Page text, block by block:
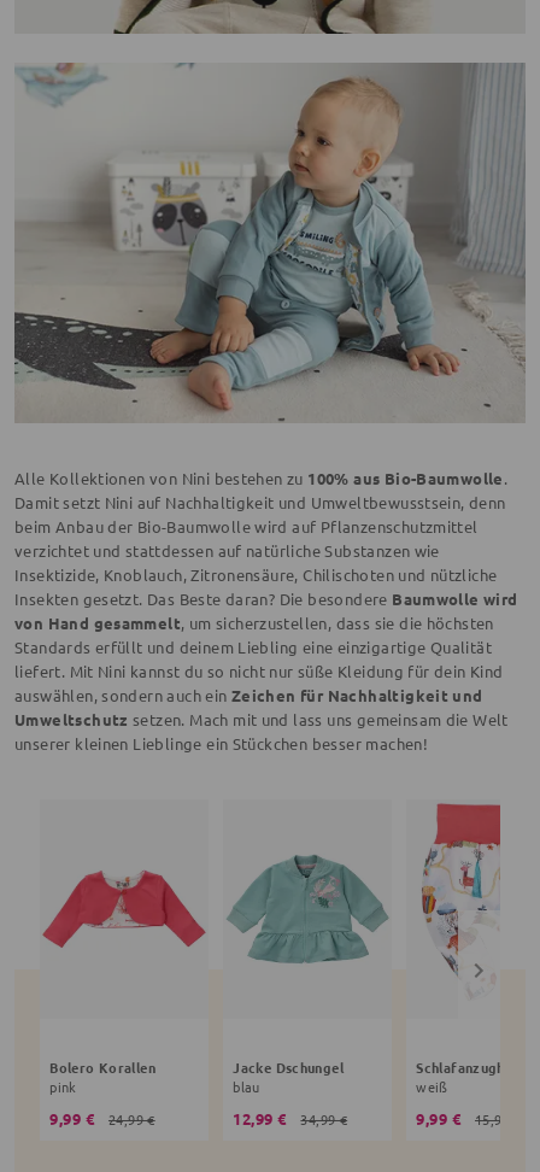
Alle Kollektionen von Nini bestehen zu 100% aus Bio-Baumwolle.
Damit setzt Nini auf Nachhaltigkeit und Umweltbewusstsein, denn
beim Anbau der Bio-Baumwolle wird auf Pflanzenschutzmittel
verzichtet und stattdessen auf natürliche Substanzen wie
Insektizide, Knoblauch, Zitronensäure, Chilischoten und nützliche
Insekten gesetzt. Das Beste daran? Die besondere Baumwolle wird
von Hand gesammelt, um sicherzustellen, dass sie die höchsten
Standards erfüllt und deinem Liebling eine einzigartige Qualität
liefert. Mit Nini kannst du so nicht nur süße Kleidung für dein Kind
auswählen, sondern auch ein Zeichen für Nachhaltigkeit und
Umweltschutz setzen. Mach mit und lass uns gemeinsam die Welt
unserer kleinen Lieblinge ein Stückchen besser machen!
Bolero Korallen
pink
9,99 € 24,99 €
Jacke Dschungel
blau
12,99 € 34,99 €
Schlafanzughose
weiß
9,99 € 15,99 €